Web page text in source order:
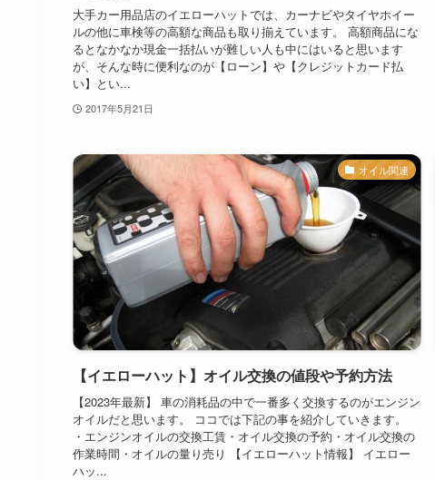
大手カー用品店のイエローハットでは、カーナビやタイヤホイー
ルの他に車検等の高額な商品も取り揃えています。 高額商品にな
るとなかなか現金一括払いが難しい人も中にはいると思います
が、そんな時に便利なのが【ローン】や【クレジットカード払
い】とい...
2017年5月21日
オイル関連
【イエローハット】オイル交換の値段や予約方法
【2023年最新】 車の消耗品の中で一番多く交換するのがエンジン
オイルだと思います。 ココでは下記の事を紹介していきます。
・エンジンオイルの交換工賃・オイル交換の予約・オイル交換の
作業時間・オイルの量り売り 【イエローハット情報】 イエロー
ハッ...